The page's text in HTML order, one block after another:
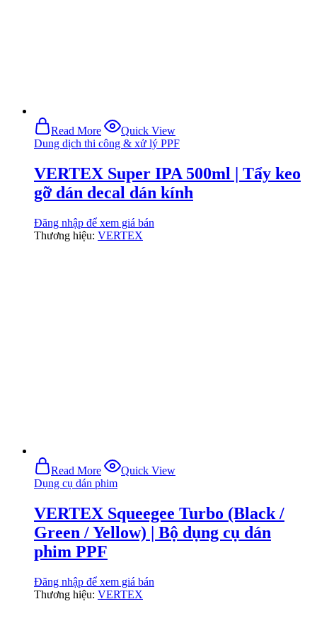
Read More
Quick View
Dung dịch thi công & xử lý PPF
VERTEX Super IPA 500ml | Tẩy keo
gỡ dán decal dán kính
Đăng nhập để xem giá bán
Thương hiệu: VERTEX
Read More
Quick View
Dụng cụ dán phim
VERTEX Squeegee Turbo (Black /
Green / Yellow) | Bộ dụng cụ dán
phim PPF
Đăng nhập để xem giá bán
Thương hiệu: VERTEX